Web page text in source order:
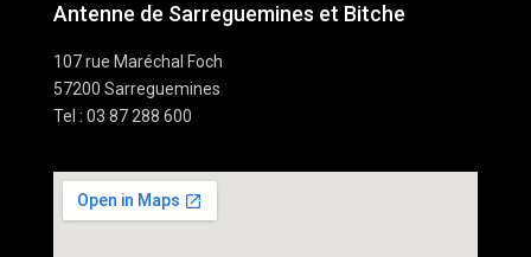
Antenne de Sarreguemines et Bitche
107 rue Maréchal Foch
57200 Sarreguemines
Tel : 03 87 288 600